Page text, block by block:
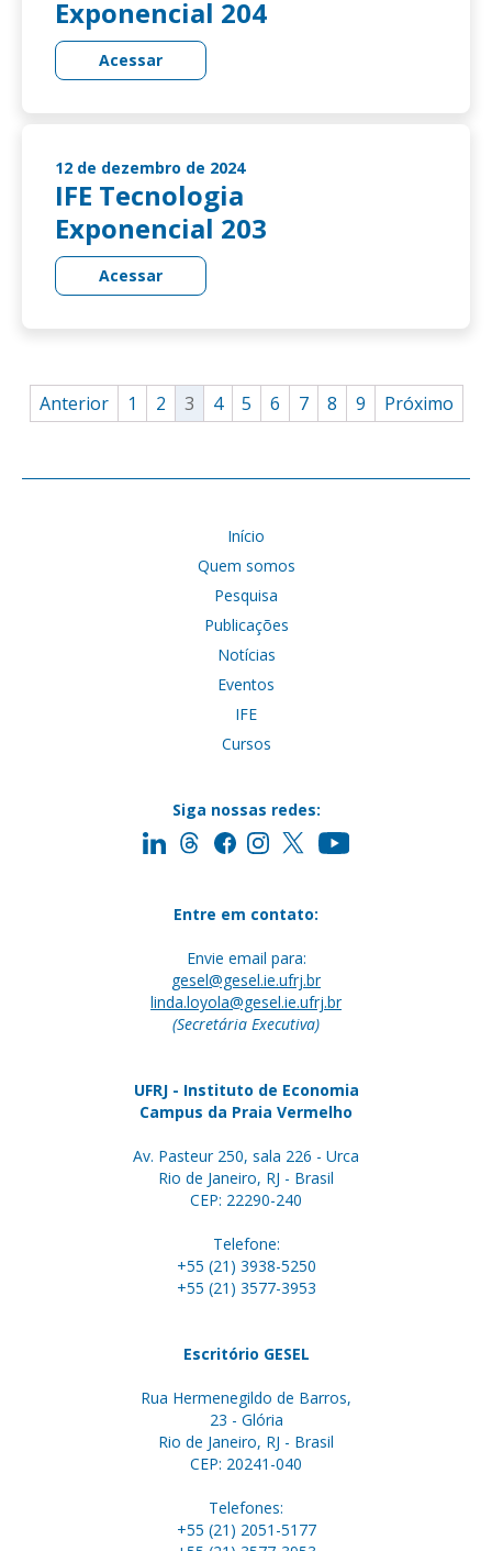
Exponencial 204
Acessar
12 de dezembro de 2024
IFE Tecnologia
Exponencial 203
Acessar
Anterior 1 2 3 4 5 6 7 8 9 Próximo
Início
Quem somos
Pesquisa
Publicações
Notícias
Eventos
IFE
Cursos
Siga nossas redes:
Entre em contato:
Envie email para:
gesel@gesel.ie.ufrj.br
linda.loyola@gesel.ie.ufrj.br
(Secretária Executiva)
UFRJ - Instituto de Economia
Campus da Praia Vermelho
Av. Pasteur 250, sala 226 - Urca
Rio de Janeiro, RJ - Brasil
CEP: 22290-240
Telefone:
+55 (21) 3938-5250
+55 (21) 3577-3953
Escritório GESEL
Rua Hermenegildo de Barros,
23 - Glória
Rio de Janeiro, RJ - Brasil
CEP: 20241-040
Telefones:
+55 (21) 2051-5177